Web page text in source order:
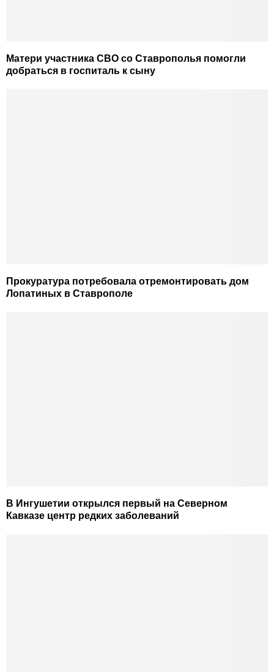
Матери участника СВО со Ставрополья помогли
добраться в госпиталь к сыну
Прокуратура потребовала отремонтировать дом
Лопатиных в Ставрополе
В Ингушетии открылся первый на Северном
Кавказе центр редких заболеваний